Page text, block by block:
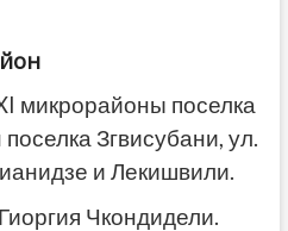
микрорайоны поселка
Згвисубани, ул.
и Лекишвили.
Чкондидели.